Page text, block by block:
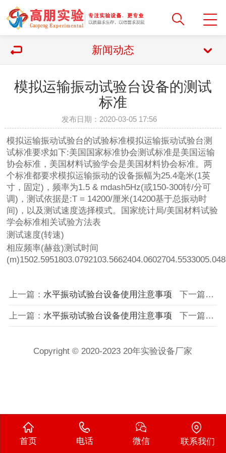
新闻动态
模拟运输振动试验台设备的测试
标准
发布日期：2020-03-05 17:56
模拟运输振动试验台的试验标准模拟运输振动试验台测
试标准要求如下:美国国家标准协会测试标准是美国运输
协会标准，美国材料试验学会是美国材料协会标准。两
个标准都要求模拟运输振动的设备振幅为25.4毫米(1英
寸，固定)，频率为1.5 & mdash5Hz(或150-300转/分可
调)，测试依据是:T = 14200/厘米(14200基于总振动时
间)，以及测试速度选择模式。国家统计局/美国材料试验
学会标准相关试验方法表
测试速度(转速)
相应频率(赫兹)测试时间
(m)1502.5951803.0792103.5662404.0602704.5533005.048
上一篇： 水平振动试验台设备使用注意事项 下一篇：
上一篇： 水平振动试验台设备使用注意事项 下一篇：
Copyright © 2020-2023 20年实验设备厂家
首页 电话 微信 联系我们